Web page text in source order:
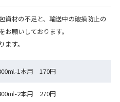
資材の不足と、輸送中の破損防止の
願いしております。
す。
1本用 170円
2本用 270円